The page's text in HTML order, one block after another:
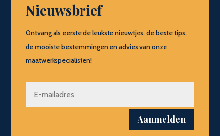
Nieuwsbrief
Ontvang als eerste de leukste nieuwtjes, de beste tips,
de mooiste bestemmingen en advies van onze
maatwerkspecialisten!
Aanmelden